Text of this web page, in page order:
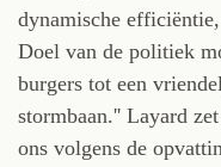
dynamische
Doel van de politiek
burgers tot een
stormbaan.'' Layard
ons volgens de